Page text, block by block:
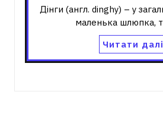
Дінги (англ. dinghy) – у
маленька шлюпка,
Читати далі